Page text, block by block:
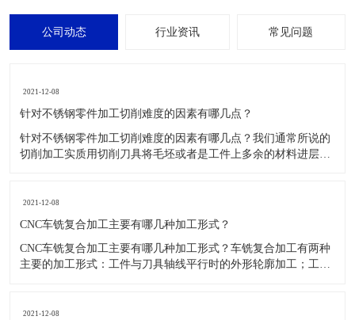
公司动态 行业资讯 常见问题
2021-12-08
针对不锈钢零件加工切削难度的因素有哪几点？
针对不锈钢零件加工切削难度的因素有哪几点？我们通常所说的
切削加工实质用切削刀具将毛坯或者是工件上多余的材料进层进
其他的常规材料，比如铜材和铝合金，究其原因有以下几个关键
因素： 一
2021-12-08
CNC车铣复合加工主要有哪几种加工形式？
CNC车铣复合加工主要有哪几种加工形式？车铣复合加工有两种
主要的加工形式：工件与刀具轴线平行时的外形轮廓加工；工件
2021-12-08